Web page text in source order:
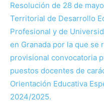
Resolución de 28 de
Territorial de Desarrollo
Profesional y de
en Granada por la que se
provisional convocatoria
puestos docentes de
Orientación Educativa
2024/2025.